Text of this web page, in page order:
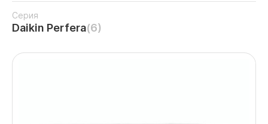
Серия
Daikin Perfera(6)